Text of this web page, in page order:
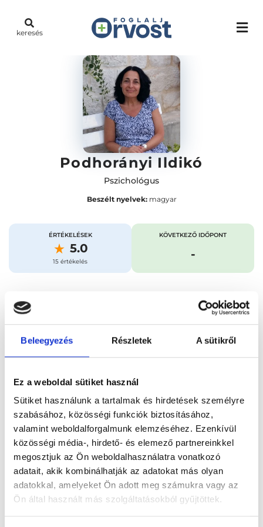
Beleegyezés Részletek A sütikről
Ez a weboldal sütiket használ
Sütiket használunk a tartalmak és hirdetések személyre
szabásához, közösségi funkciók biztosításához,
valamint weboldalforgalmunk elemzéséhez. Ezenkívül
közösségi média-, hirdető- és elemező partnereinkkel
megosztjuk az Ön weboldalhasználatra vonatkozó
adatait, akik kombinálhatják az adatokat más olyan
adatokkal, amelyeket Ön adott meg számukra vagy az
Ön által használt más szolgáltatásokból gyűjtöttek.
keresés
Podhorányi Ildikó
Pszichológus
Beszélt nyelvek:magyar
ÉRTÉKELÉSEK
5.0
15 értékelés
KÖVETKEZŐ IDŐPONT
-
Időpontfoglalás Vélemények
Foglalj időpontot
Összes szakterület
Főoldal Orvosok Pszichológus
Pszichológus, Budapest, XIII. kerület
Podhorányi Ildikó